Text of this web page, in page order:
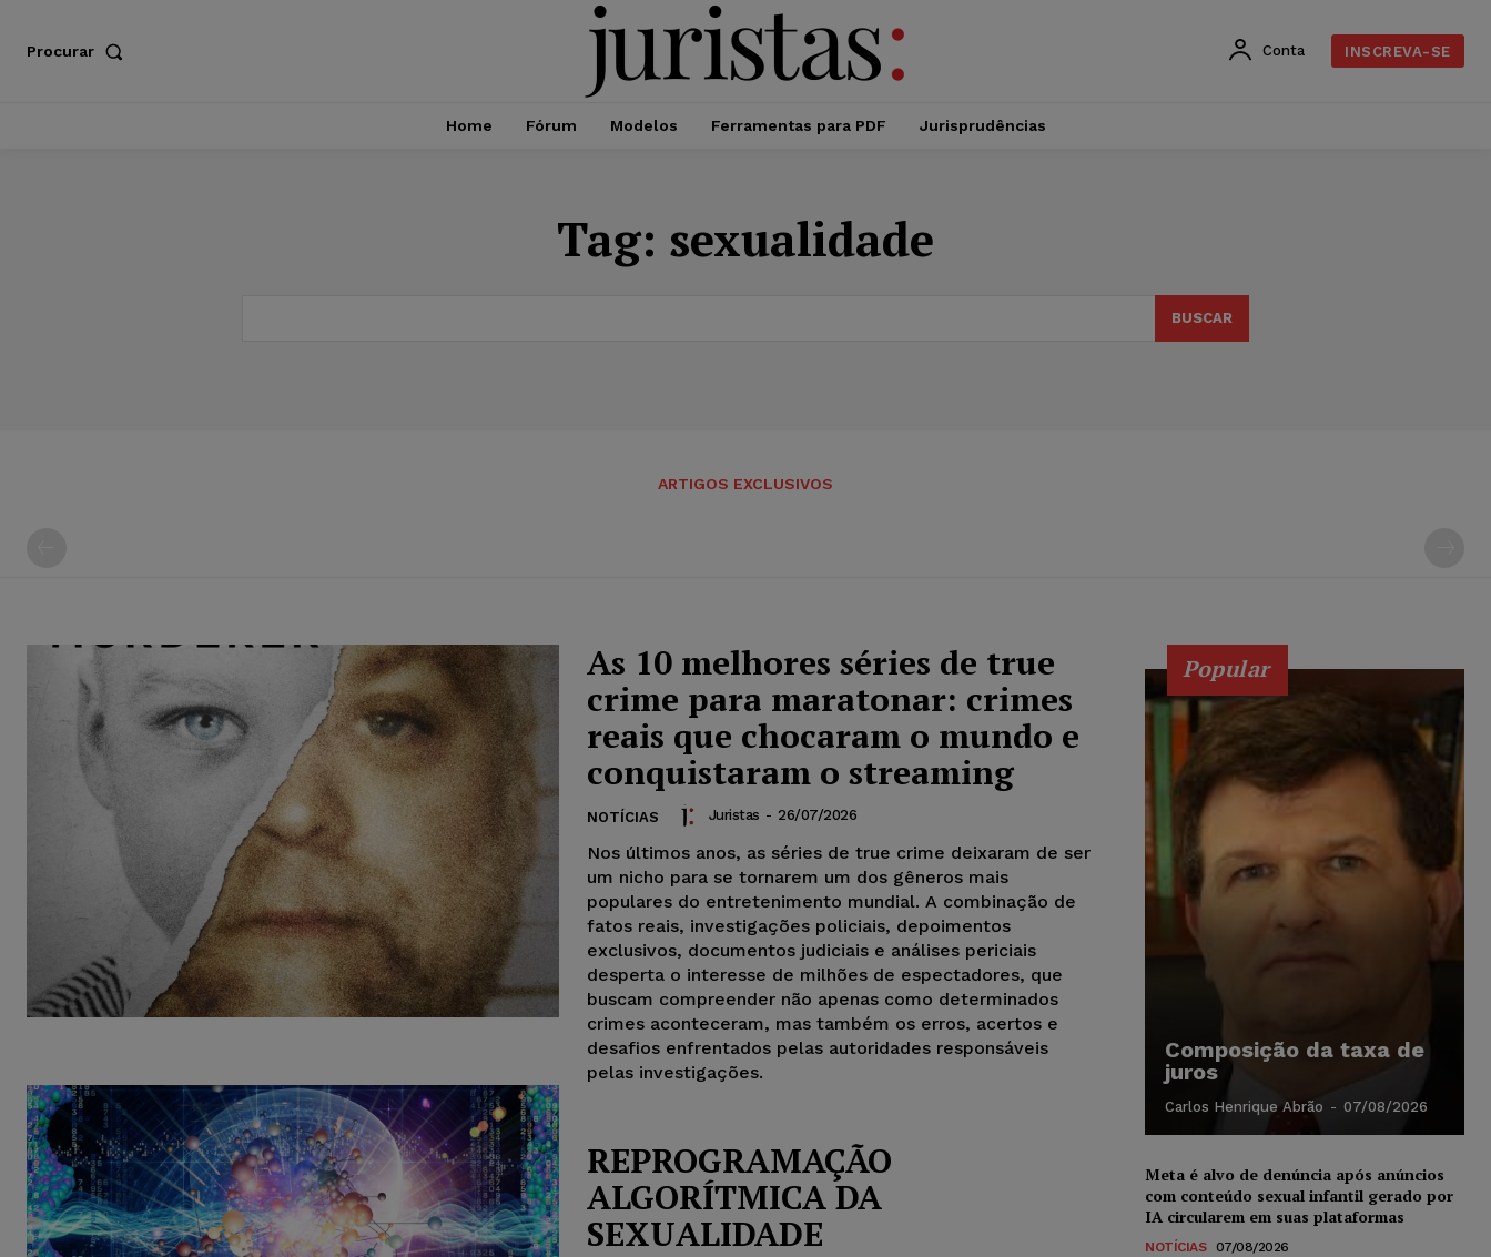
Procurar Conta INSCREVA-SE
Home Fórum Modelos Ferramentas para PDF Jurisprudências
Tag: sexualidade
BUSCAR
ARTIGOS EXCLUSIVOS
As 10 melhores séries de true
crime para maratonar: crimes
reais que chocaram o mundo e
conquistaram o streaming
NOTÍCIAS Juristas - 26/07/2026
Nos últimos anos, as séries de true crime deixaram de ser
um nicho para se tornarem um dos gêneros mais
populares do entretenimento mundial. A combinação de
fatos reais, investigações policiais, depoimentos
exclusivos, documentos judiciais e análises periciais
desperta o interesse de milhões de espectadores, que
buscam compreender não apenas como determinados
crimes aconteceram, mas também os erros, acertos e
desafios enfrentados pelas autoridades responsáveis
pelas investigações.
REPROGRAMAÇÃO
ALGORÍTMICA DA
SEXUALIDADE
Popular
Composição da taxa de
juros
Carlos Henrique Abrão - 07/08/2026
Meta é alvo de denúncia após anúncios
com conteúdo sexual infantil gerado por
IA circularem em suas plataformas
NOTÍCIAS 07/08/2026